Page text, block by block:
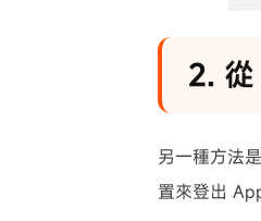
2.
另一種方法
置來登出